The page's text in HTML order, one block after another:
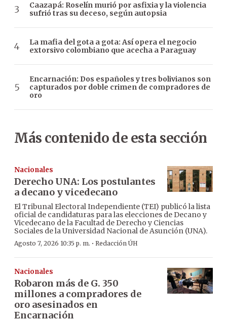
Caazapá: Roselín murió por asfixia y la violencia
sufrió tras su deceso, según autopsia
La mafia del gota a gota: Así opera el negocio
extorsivo colombiano que acecha a Paraguay
Encarnación: Dos españoles y tres bolivianos son
capturados por doble crimen de compradores de
oro
Más contenido de esta sección
Nacionales
Derecho UNA: Los postulantes
a decano y vicedecano
El Tribunal Electoral Independiente (TEI) publicó la lista
oficial de candidaturas para las elecciones de Decano y
Vicedecano de la Facultad de Derecho y Ciencias
Sociales de la Universidad Nacional de Asunción (UNA).
Agosto 7, 2026 10:35 p. m. · Redacción ÚH
Nacionales
Robaron más de G. 350
millones a compradores de
oro asesinados en
Encarnación